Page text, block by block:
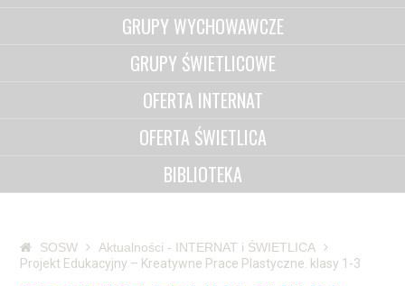
GRUPY WYCHOWAWCZE
GRUPY ŚWIETLICOWE
OFERTA INTERNAT
OFERTA ŚWIETLICA
BIBLIOTEKA
SOSW
Aktualności - INTERNAT i ŚWIETLICA
Projekt Edukacyjny – Kreatywne Prace Plastyczne. klasy 1-3